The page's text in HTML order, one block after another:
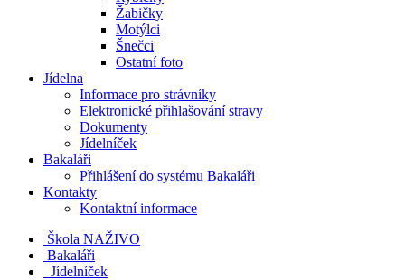
Žabičky
Motýlci
Šnečci
Ostatní foto
Jídelna
Informace pro strávníky
Elektronické přihlašování stravy
Dokumenty
Jídelníček
Bakaláři
Přihlášení do systému Bakaláři
Kontakty
Kontaktní informace
Škola NAŽIVO
Bakaláři
Jídelníček